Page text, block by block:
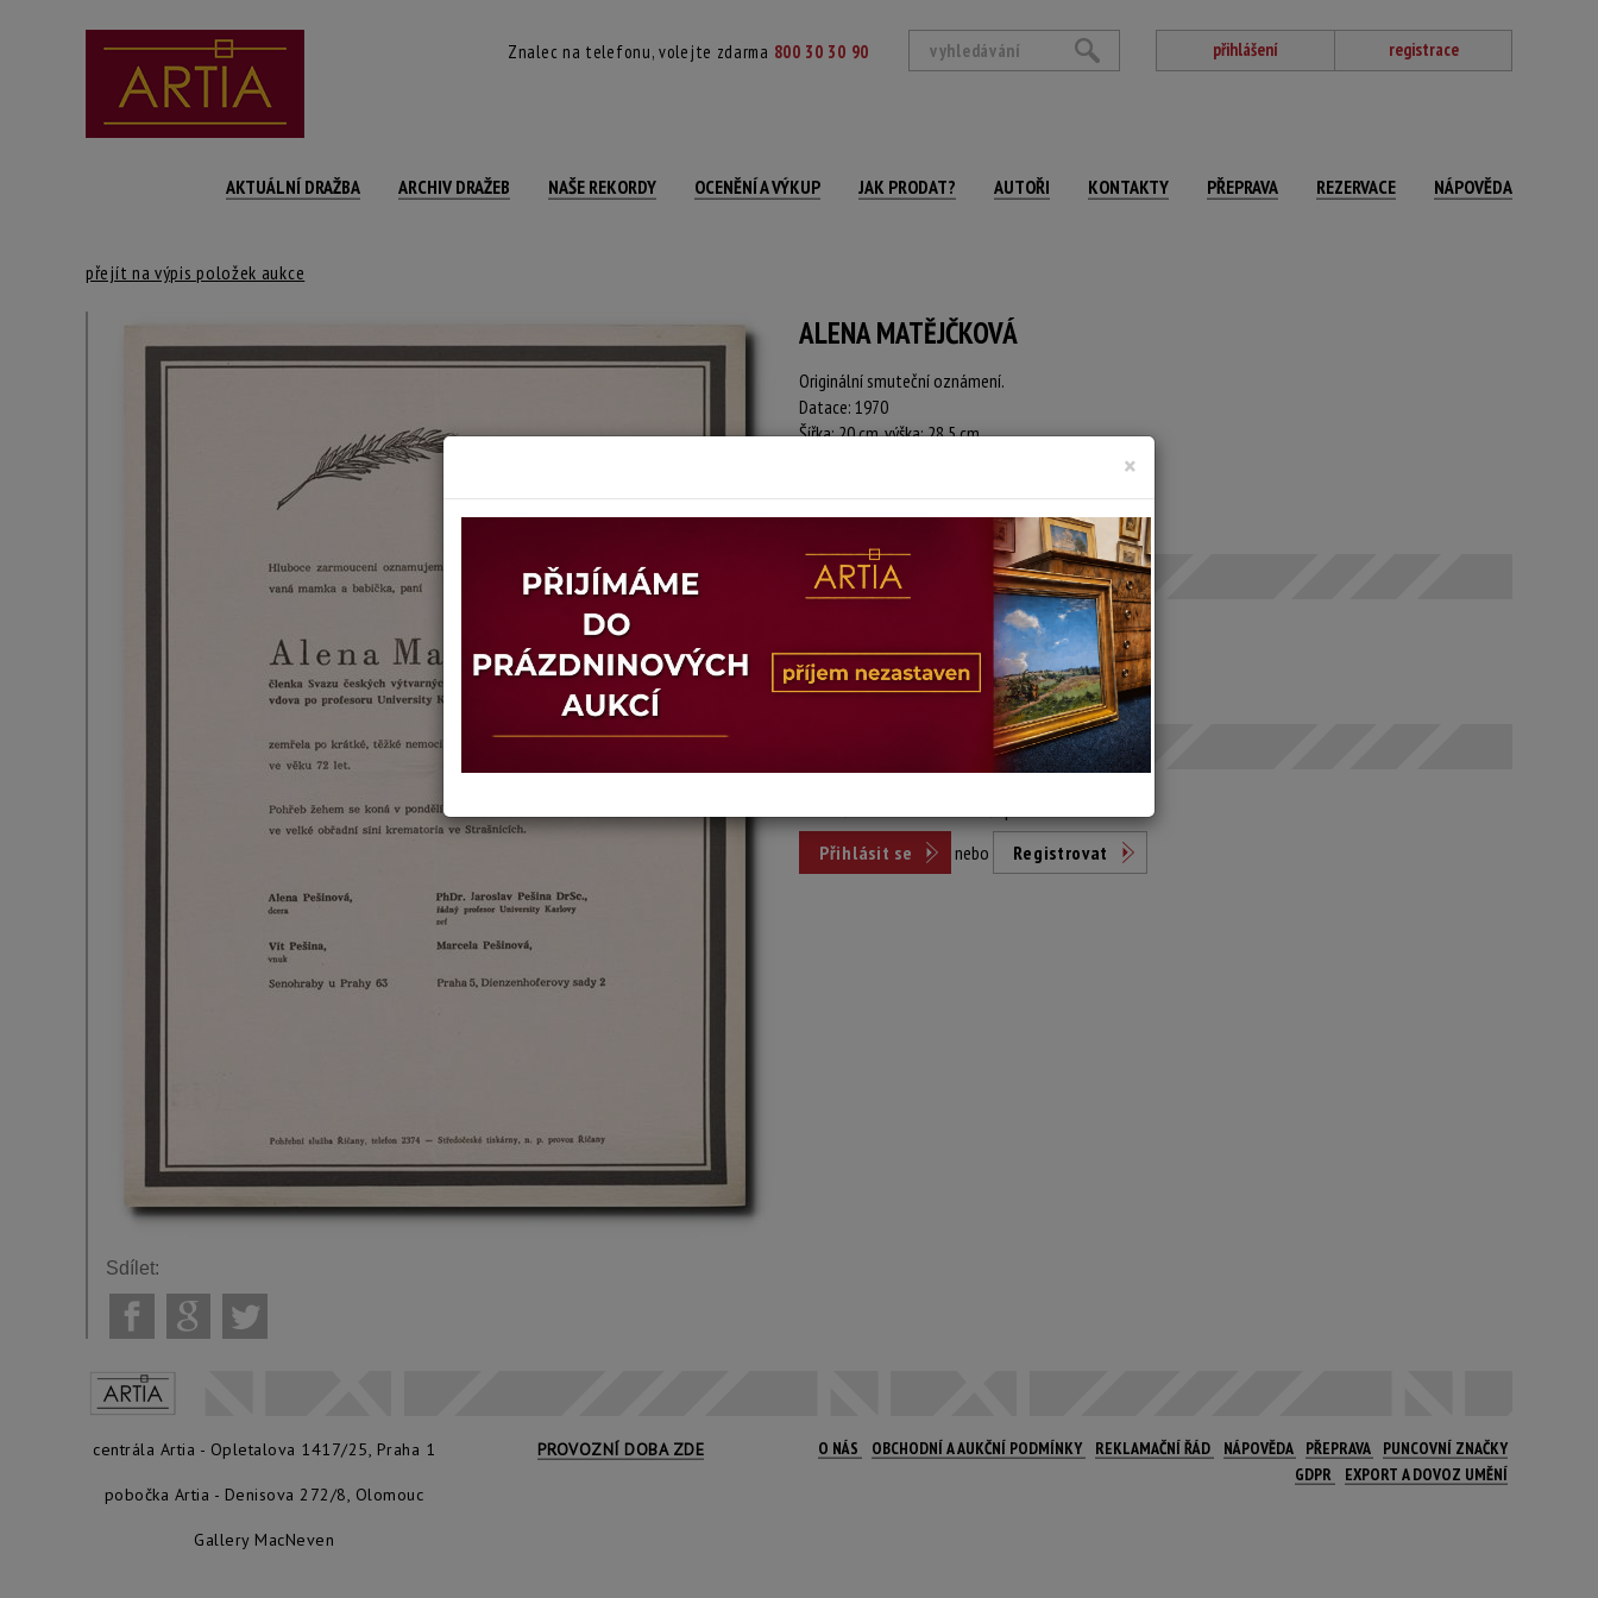
Znalec na telefonu, volejte zdarma 800 30 30 90 přihlášení registrace
AKTUÁLNÍ DRAŽBA ARCHIV DRAŽEB NAŠE REKORDY OCENĚNÍ A VÝKUP JAK PRODAT? AUTOŘI KONTAKTY PŘEPRAVA REZERVACE NÁPOVĚDA
přejít na výpis položek aukce
ALENA MATĚJČKOVÁ
Originální smuteční oznámení.
Datace: 1970
Šířka: 20 cm, výška: 28,5 cm
Konec dražby:11.06.2026 20:32 SELČ
Dosažená cena:neprodáno
Vyvolávací cena: 200 Kč
Přihlásit se
nebo Registrovat
Sdílet:
centrála Artia - Opletalova 1417/25, Praha 1
pobočka Artia - Denisova 272/8, Olomouc
Gallery MacNeven
PROVOZNÍ DOBA ZDE O NÁS OBCHODNÍ A AUKČNÍ PODMÍNKY REKLAMAČNÍ ŘÁD NÁPOVĚDA PŘEPRAVA
PUNCOVNÍ ZNAČKY
GDPR
EXPORT A DOVOZ UMĚNÍ
×